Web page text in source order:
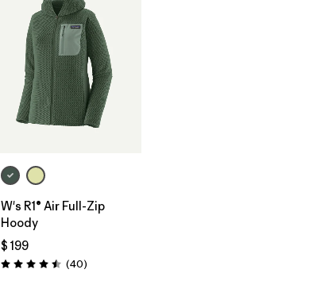
W's R1® Air Full-Zip
Hoody
$ 199
Valoración: 4.5 / 5
(40Comentarios
)